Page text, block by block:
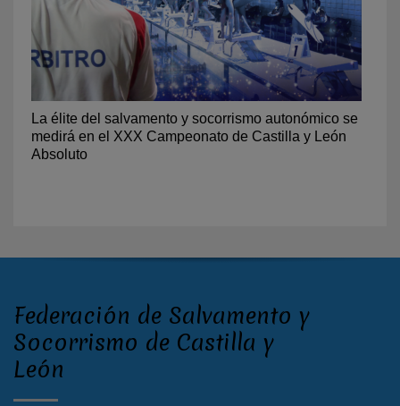
La élite del salvamento y socorrismo autonómico se
medirá en el XXX Campeonato de Castilla y León
Absoluto
Federación de Salvamento y
Socorrismo de Castilla y
León